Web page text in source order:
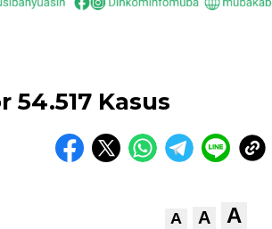
54.517 Kasus
A A A